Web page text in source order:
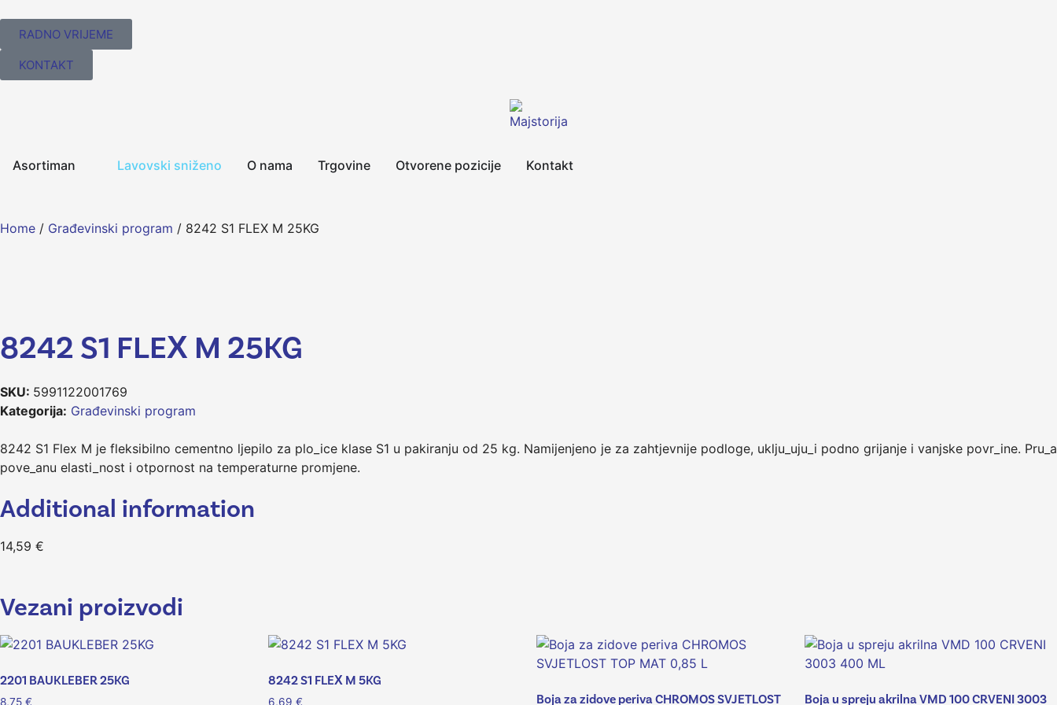
RADNO VRIJEME
KONTAKT
Asortiman Lavovski sniženo O nama Trgovine Otvorene pozicije Kontakt
Home / Građevinski program / 8242 S1 FLEX M 25KG
8242 S1 FLEX M 25KG
SKU: 5991122001769
Kategorija: Građevinski program
8242 S1 Flex M je fleksibilno cementno ljepilo za plo_ice klase S1 u pakiranju od 25 kg. Namijenjeno je za zahtjevnije podloge, uklju_uju_i podno grijanje i vanjske povr_ine. Pru_a
pove_anu elasti_nost i otpornost na temperaturne promjene.
Additional information
14,59 €
Vezani proizvodi
2201 BAUKLEBER 25KG
8,75 €
8242 S1 FLEX M 5KG
6,69 € Boja za zidove periva CHROMOS SVJETLOST Boja u spreju akrilna VMD 100 CRVENI 3003